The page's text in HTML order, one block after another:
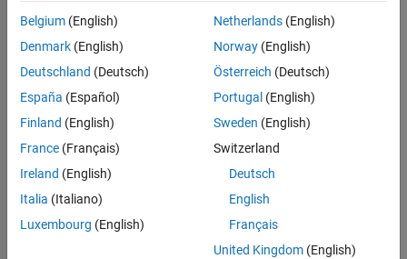
Belgium (English)
Denmark (English)
Deutschland (Deutsch)
España (Español)
Finland (English)
France (Français)
Ireland (English)
Italia (Italiano)
Luxembourg (English)
Netherlands(English)
Norway(English)
Österreich (Deutsch)
Portugal (English)
Sweden (English)
Switzerland
Deutsch
English
Français
United Kingdom(English)